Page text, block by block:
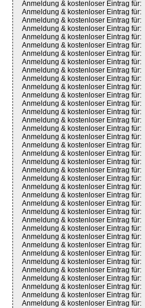
Anmeldung & kostenloser Eintrag für:
Anmeldung & kostenloser Eintrag für:
Anmeldung & kostenloser Eintrag für:
Anmeldung & kostenloser Eintrag für:
Anmeldung & kostenloser Eintrag für:
Anmeldung & kostenloser Eintrag für:
Anmeldung & kostenloser Eintrag für:
Anmeldung & kostenloser Eintrag für:
Anmeldung & kostenloser Eintrag für:
Anmeldung & kostenloser Eintrag für:
Anmeldung & kostenloser Eintrag für:
Anmeldung & kostenloser Eintrag für:
Anmeldung & kostenloser Eintrag für:
Anmeldung & kostenloser Eintrag für:
Anmeldung & kostenloser Eintrag für:
Anmeldung & kostenloser Eintrag für:
Anmeldung & kostenloser Eintrag für:
Anmeldung & kostenloser Eintrag für:
Anmeldung & kostenloser Eintrag für:
Anmeldung & kostenloser Eintrag für:
Anmeldung & kostenloser Eintrag für:
Anmeldung & kostenloser Eintrag für:
Anmeldung & kostenloser Eintrag für:
Anmeldung & kostenloser Eintrag für:
Anmeldung & kostenloser Eintrag für:
Anmeldung & kostenloser Eintrag für:
Anmeldung & kostenloser Eintrag für:
Anmeldung & kostenloser Eintrag für:
Anmeldung & kostenloser Eintrag für:
Anmeldung & kostenloser Eintrag für:
Anmeldung & kostenloser Eintrag für:
Anmeldung & kostenloser Eintrag für:
Anmeldung & kostenloser Eintrag für:
Anmeldung & kostenloser Eintrag für:
Anmeldung & kostenloser Eintrag für:
Anmeldung & kostenloser Eintrag für:
Anmeldung & kostenloser Eintrag für: